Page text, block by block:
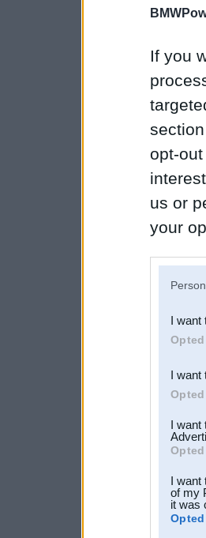
If you
opt-
us or
your
third
I want
I want
I want
I want
of my
it was